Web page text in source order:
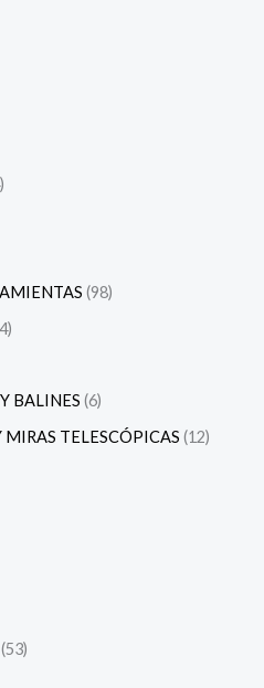
(98)
BALINES (6)
TELESCÓPICAS (12)
(53)